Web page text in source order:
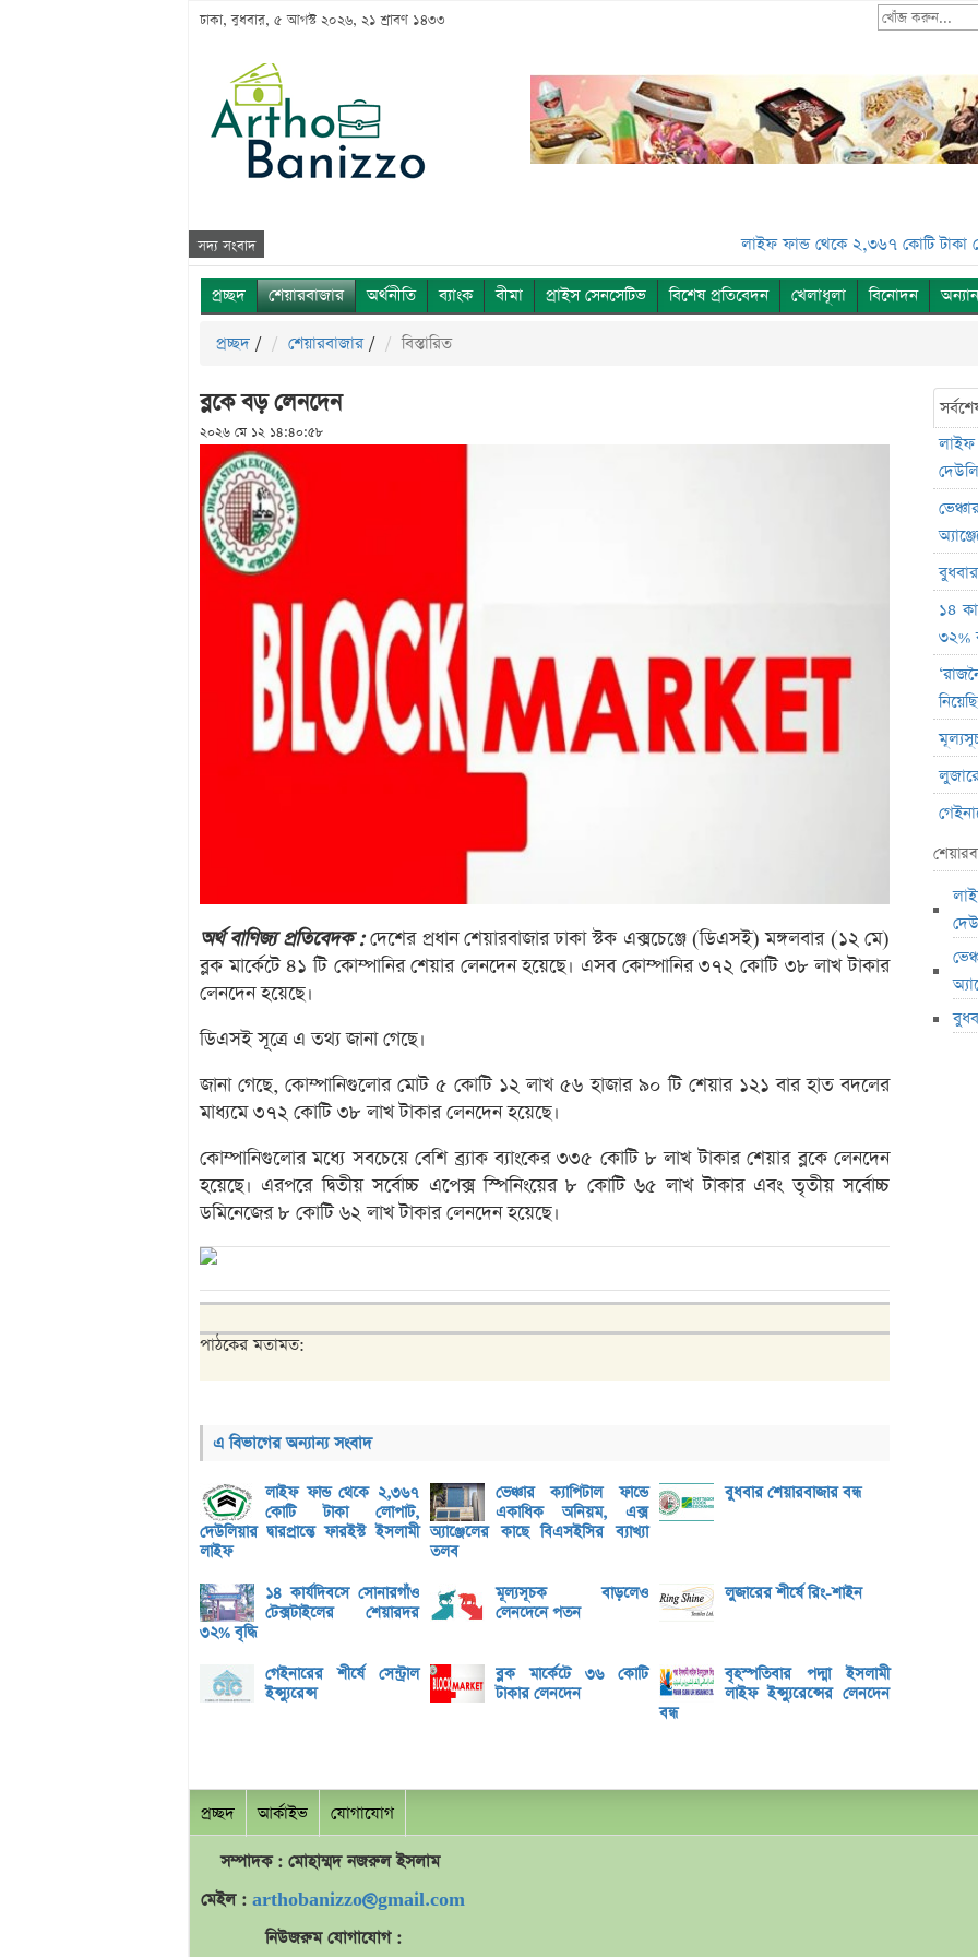
ঢাকা, বুধবার, ৫ আগস্ট ২০২৬, ২১ শ্রাবণ ১৪৩৩
সদ্য সংবাদ লাইফ ফান্ড থেকে ২,৩৬৭ কোটি টাকা লোপাট,
প্রচ্ছদ শেয়ারবাজার অর্থনীতি ব্যাংক বীমা প্রাইস সেনসেটিভ বিশেষ প্রতিবেদন খেলাধূলা বিনোদন
প্রচ্ছদ / শেয়ারবাজার / বিস্তারিত
ব্লকে বড় লেনদেন
২০২৬ মে ১২ ১৪:৪০:৫৮
অর্থ বাণিজ্য প্রতিবেদক :দেশের প্রধান শেয়ারবাজার ঢাকা স্টক এক্সচেঞ্জে (ডিএসই) মঙ্গলবার (১২ মে)
ব্লক মার্কেটে ৪১ টি কোম্পানির শেয়ার লেনদেন হয়েছে। এসব কোম্পানির ৩৭২ কোটি ৩৮ লাখ টাকার
লেনদেন হয়েছে।
ডিএসই সূত্রে এ তথ্য জানা গেছে।
জানা গেছে, কোম্পানিগুলোর মোট ৫ কোটি ১২ লাখ ৫৬ হাজার ৯০ টি শেয়ার ১২১ বার হাত বদলের
মাধ্যমে ৩৭২ কোটি ৩৮ লাখ টাকার লেনদেন হয়েছে।
কোম্পানিগুলোর মধ্যে সবচেয়ে বেশি ব্র্যাক ব্যাংকের ৩৩৫ কোটি ৮ লাখ টাকার শেয়ার ব্লকে লেনদেন
হয়েছে। এরপরে দ্বিতীয় সর্বোচ্চ এপেক্স স্পিনিংয়ের ৮ কোটি ৬৫ লাখ টাকার এবং তৃতীয় সর্বোচ্চ
ডমিনেজের ৮ কোটি ৬২ লাখ টাকার লেনদেন হয়েছে।
পাঠকের মতামত:
এ বিভাগের অন্যান্য সংবাদ
লাইফ ফান্ড থেকে ২,৩৬৭
কোটি টাকা লোপাট,
দেউলিয়ার দ্বারপ্রান্তে ফারইস্ট ইসলামী
লাইফ
ভেঞ্চার ক্যাপিটাল ফান্ডে
একাধিক অনিয়ম, এক্স
অ্যাঞ্জেলের কাছে বিএসইসির ব্যাখ্যা
তলব
বুধবার শেয়ারবাজার বন্ধ
১৪ কার্যদিবসে সোনারগাঁও
টেক্সটাইলের শেয়ারদর
৩২% বৃদ্ধি
মূল্যসূচক বাড়লেও
লেনদেনে পতন
লুজারের শীর্ষে রিং-শাইন
গেইনারের শীর্ষে সেন্ট্রাল
ইন্স্যুরেন্স
ব্লক মার্কেটে ৩৬ কোটি
টাকার লেনদেন
বৃহস্পতিবার পদ্মা ইসলামী
লাইফ ইন্স্যুরেন্সের লেনদেন
বন্ধ
লাইফ
১৪
৩২%
ব্লক
প্রচ্ছদ আর্কাইভ যোগাযোগ
সম্পাদক : মোহাম্মদনজরুলইসলাম
মেইল : arthobanizzo@gmail.com
নিউজরুম যোগাযোগ :